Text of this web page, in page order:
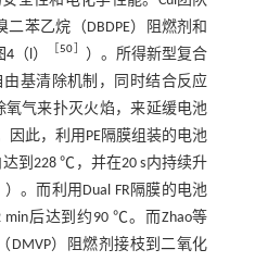
苯乙烷（DBDPE）阻燃剂和
4（l） ［50］
）。所得新型复合
由基清除机制，同时结合反应
氧气来扑灭火焰，来延缓电池
因此，利用PE隔膜组装的电池
到228 ℃，并在20 s内持续升
）。而利用Dual FR隔膜的电池
后达到约90 ℃。而Zhao等
DMVP）阻燃剂接枝到二氧化